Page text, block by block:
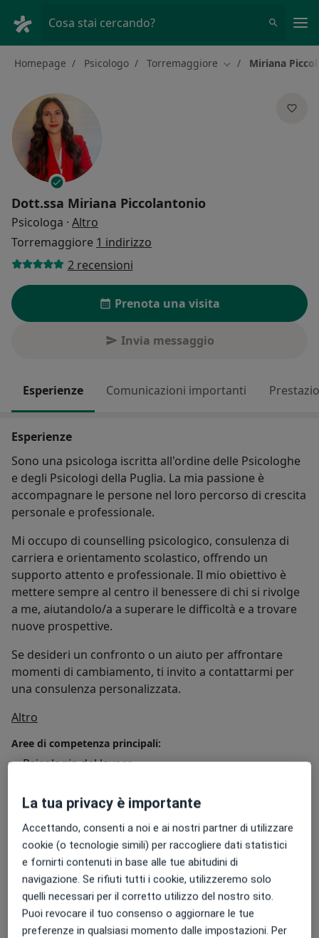
Cosa stai cercando?
Homepage Psicologo Torremaggiore Cambia città
Miriana
Dott.ssa Miriana Piccolantonio
Psicologa · Altro
Torremaggiore 1 indirizzo
2 recensioni
Prenota una visita
Invia messaggio
Esperienze Comunicazioni importanti
Esperienze
Sono una psicologa iscritta all'ordine delle Psicologhe
e degli Psicologi della Puglia. La mia passione è
accompagnare le persone nel loro percorso di crescita
personale e professionale.
Mi occupo di counselling psicologico, consulenza di
carriera e orientamento scolastico, offrendo un
supporto attento e professionale. Il mio obiettivo è
mettere sempre al centro il benessere di chi si rivolge
a me, aiutandolo/a a superare le difficoltà e a trovare
nuove prospettive.
Se desideri un confronto o un aiuto per affrontare
momenti di cambiamento, ti invito a contattarmi per
una consulenza personalizzata.
Altro
Aree di competenza principali:
Psicologia del lavoro
Adulti
Bambini a partire da 14 anni
Tipologia di visite
In studioVisualizza gli indirizzi (1)
Consulenza onlineVisualizza l'agenda online
Foto e video
La tua privacy è importante
Accettando, consenti a noi e ai nostri partner di utilizzare
cookie (o tecnologie simili) per raccogliere dati statistici
e fornirti contenuti in base alle tue abitudini di
navigazione. Se rifiuti tutti i cookie, utilizzeremo solo
quelli necessari per il corretto utilizzo del nostro sito.
Puoi revocare il tuo consenso o aggiornare le tue
preferenze in qualsiasi momento dalle impostazioni. Per